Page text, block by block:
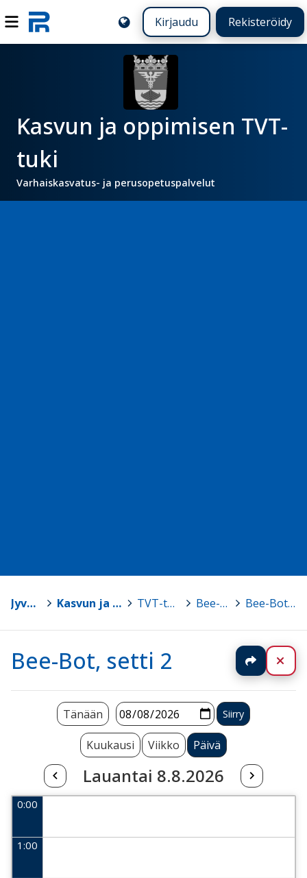
Kirjaudu Rekisteröidy
Kasvun ja oppimisen TVT-
tuki
Varhaiskasvatus- ja perusopetuspalvelut
Jyväskylä Kasvun ja oppimisen TVT-tuki > TVT-tarvikelainaamo > Bee-Bot -robotit > Bee-Bot, setti 2
Bee-Bot, setti 2 Jaa
Kuukausi Viikko Päivä
Lauantai 8.8.2026
Tänään
0:00
1:00